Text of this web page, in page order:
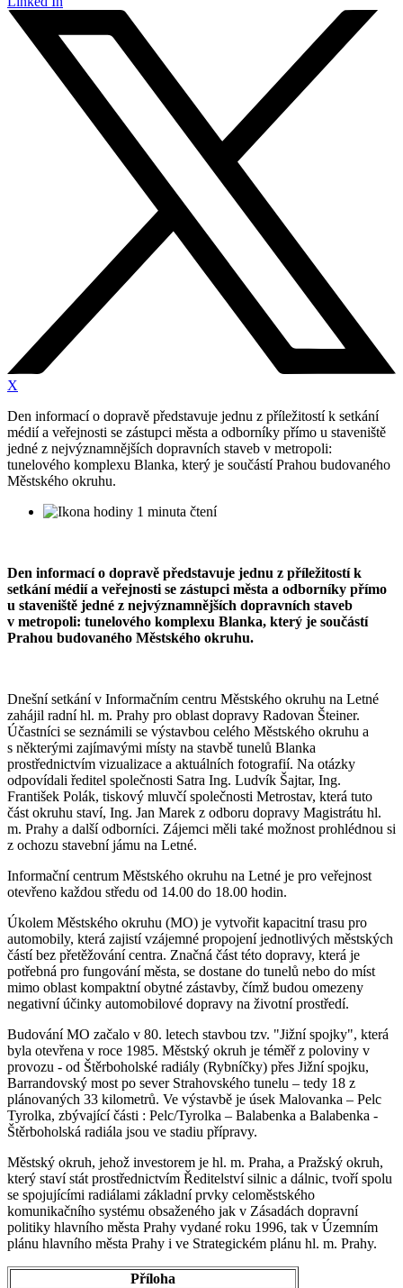
X
Den informací o dopravě představuje jednu z příležitostí k setkání
médií a veřejnosti se zástupci města a odborníky přímo u staveniště
jedné z nejvýznamnějších dopravních staveb v metropoli:
tunelového komplexu Blanka, který je součástí Prahou budovaného
Městského okruhu.
1 minuta čtení
Den informací o dopravě představuje jednu z příležitostí k
setkání médií a veřejnosti se zástupci města a odborníky přímo
u staveniště jedné z nejvýznamnějších dopravních staveb
v metropoli: tunelového komplexu Blanka, který je součástí
Prahou budovaného Městského okruhu.
Dnešní setkání v Informačním centru Městského okruhu na Letné
zahájil radní hl. m. Prahy pro oblast dopravy Radovan Šteiner.
Účastníci se seznámili se výstavbou celého Městského okruhu a
s některými zajímavými místy na stavbě tunelů Blanka
prostřednictvím vizualizace a aktuálních fotografií. Na otázky
odpovídali ředitel společnosti Satra Ing. Ludvík Šajtar, Ing.
František Polák, tiskový mluvčí společnosti Metrostav, která tuto
část okruhu staví, Ing. Jan Marek z odboru dopravy Magistrátu hl.
m. Prahy a další odborníci. Zájemci měli také možnost prohlédnou si
z ochozu stavební jámu na Letné.
Informační centrum Městského okruhu na Letné je pro veřejnost
otevřeno každou středu od 14.00 do 18.00 hodin.
Úkolem Městského okruhu (MO) je vytvořit kapacitní trasu pro
automobily, která zajistí vzájemné propojení jednotlivých městských
částí bez přetěžování centra. Značná část této dopravy, která je
potřebná pro fungování města, se dostane do tunelů nebo do míst
mimo oblast kompaktní obytné zástavby, čímž budou omezeny
negativní účinky automobilové dopravy na životní prostředí.
Budování MO začalo v 80. letech stavbou tzv. "Jižní spojky", která
byla otevřena v roce 1985. Městský okruh je téměř z poloviny v
provozu - od Štěrboholské radiály (Rybníčky) přes Jižní spojku,
Barrandovský most po sever Strahovského tunelu – tedy 18 z
plánovaných 33 kilometrů. Ve výstavbě je úsek Malovanka – Pelc
Tyrolka, zbývající části : Pelc/Tyrolka – Balabenka a Balabenka -
Štěrboholská radiála jsou ve stadiu přípravy.
Městský okruh, jehož investorem je hl. m. Praha, a Pražský okruh,
který staví stát prostřednictvím Ředitelství silnic a dálnic, tvoří spolu
se spojujícími radiálami základní prvky celoměstského
komunikačního systému obsaženého jak v Zásadách dopravní
politiky hlavního města Prahy vydané roku 1996, tak v Územním
plánu hlavního města Prahy i ve Strategickém plánu hl. m. Prahy.
Příloha